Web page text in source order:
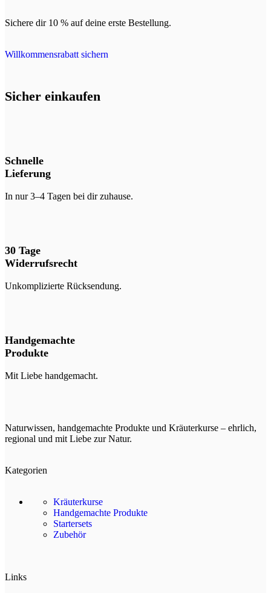
Sichere dir 10 % auf deine erste Bestellung.
Willkommensrabatt sichern
Sicher einkaufen
Schnelle
Lieferung
In nur 3–4 Tagen bei dir zuhause.
30 Tage
Widerrufsrecht
Unkomplizierte Rücksendung.
Handgemachte
Produkte
Mit Liebe handgemacht.
Naturwissen, handgemachte Produkte und Kräuterkurse – ehrlich,
regional und mit Liebe zur Natur.
Kategorien
Kräuterkurse
Handgemachte Produkte
Startersets
Zubehör
Links